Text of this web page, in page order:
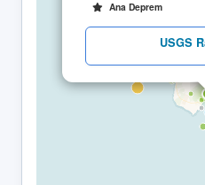
Ana Deprem
USGS